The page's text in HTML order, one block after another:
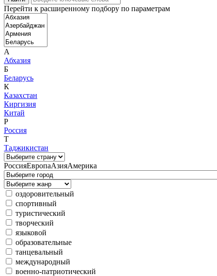
Перейти к расширенному подбору по параметрам
А
Абхазия
Б
Беларусь
К
Казахстан
Киргизия
Китай
Р
Россия
Т
Таджикистан
РоссияЕвропаАзияАмерика
оздоровительный
спортивный
туристический
творческий
языковой
образовательные
танцевальный
международный
военно-патриотический